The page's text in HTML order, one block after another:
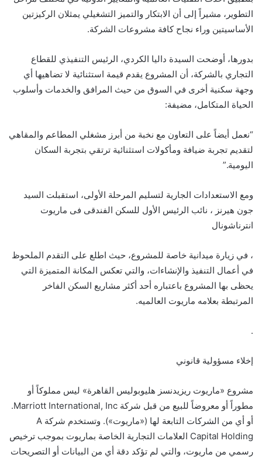
التطوير، مشيراً إلى أن الابتكار والتميز التشغيلي يمثلان الركيزتين
الأساسيتين وراء نجاح كافة مشروعات الشركة.
بدورها، أوضحت السيدة داليا الكردي، الرئيس التنفيذي للقطاع
التجاري بالشركة، أن المشروع يقدم قيمة استثنائية لا تضاهيها أي
وجهة سكنية أخرى في السوق من حيث المرافق والخدمات وأسلوب
الحياة المتكامل، مضيفة:
“نعمل أيضاً على التعاون مع نخبة من أبرز مشغلي المطاعم والمقاهي
لتقديم تجربة ضيافة ومأكولات استثنائية ترتقي بتجربة السكان
اليومية.”
ومع الاستعدادات الجارية لتسليم المرحلة الأولى، استقبلت السيد
جون هيرنز ، نائب الرئيس الأول للسكن الفندقى فى ماريوت
انترناشونال
، في زيارة ميدانية خاصة للمشروع، حيث اطلع على التقدم الملحوظ
في أعمال التنفيذ والإنشاءات، والتي تعكس المكانة المتميزة التي
يحظى بها المشروع باعتباره أحد أكثر مشاريع السكن الفاخر
المرتبطة بعلامه ماريوت العالميه.
.
إخلاء مسؤولية قانوني
مشروع «ماريوت ريزيدنسز هليوبوليس القاهرة» ليس مملوكاً أو
مطوراً أو معروضاً للبيع من قبل شركة Marriott International, Inc.
أو أي من الشركات التابعة لها («ماريوت»). وتستخدم شركة A
Capital Holding العلامات التجارية الخاصة بماريوت بموجب ترخيص
رسمي من ماريوت، والتي لم تؤكد دقة أي من البيانات أو التصريحات